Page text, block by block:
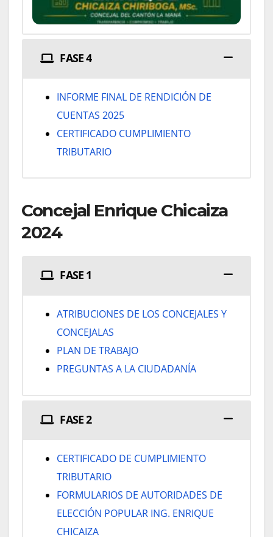
FASE 4
INFORME FINAL DE RENDICIÓN DE
CUENTAS 2025
CERTIFICADO CUMPLIMIENTO
TRIBUTARIO
Concejal Enrique Chicaiza
2024
FASE 1
ATRIBUCIONES DE LOS CONCEJALES Y
CONCEJALAS
PLAN DE TRABAJO
PREGUNTAS A LA CIUDADANÍA
FASE 2
CERTIFICADO DE CUMPLIMIENTO
TRIBUTARIO
FORMULARIOS DE AUTORIDADES DE
ELECCIÓN POPULAR ING. ENRIQUE
CHICAIZA